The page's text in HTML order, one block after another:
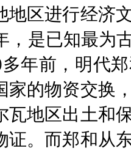
地区进行经济
，是已知最为
年前，明代
家的物资交换
瓦地区出土和
证。而郑和从